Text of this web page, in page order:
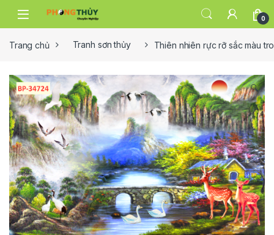
0
Trang chủ Tranh sơn thủy Thiên nhiên rực rỡ sắc màu
🔍